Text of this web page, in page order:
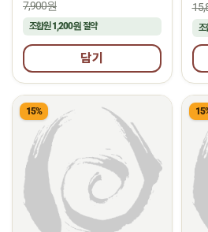
7,900원
조합원1,200원 절약
담기
15%